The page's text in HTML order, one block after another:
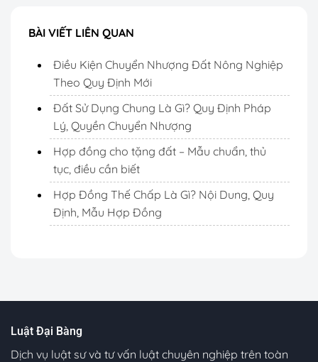
BÀI VIẾT LIÊN QUAN
Điều Kiện Chuyển Nhượng Đất Nông Nghiệp
Theo Quy Định Mới
Đất Sử Dụng Chung Là Gì? Quy Định Pháp
Lý, Quyền Chuyển Nhượng
Hợp đồng cho tặng đất – Mẫu chuẩn, thủ
tục, điều cần biết
Hợp Đồng Thế Chấp Là Gì? Nội Dung, Quy
Định, Mẫu Hợp Đồng
Luật Đại Bàng
Dịch vụ luật sư và tư vấn luật chuyên nghiệp trên toàn